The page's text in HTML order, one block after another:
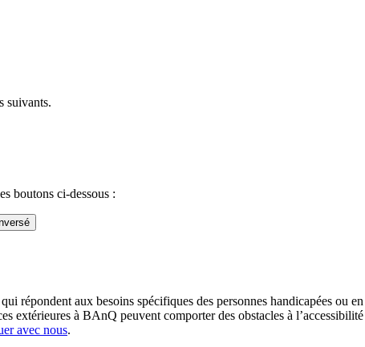
suivants.
boutons ci-dessous :
répondent aux besoins spécifiques des personnes handicapées ou
extérieures à BAnQ peuvent comporter des obstacles à
avec nous.